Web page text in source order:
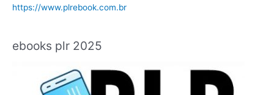
https://www.plrebook.com.br
ebooks plr 2025